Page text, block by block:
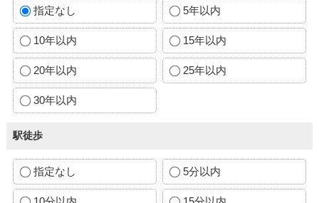
指定なし 5年以内
10年以内 15年以内
20年以内 25年以内
30年以内
駅徒歩
指定なし 5分以内